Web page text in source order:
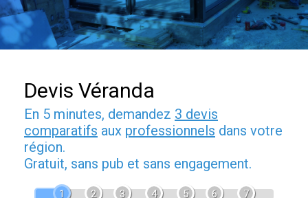
Devis Véranda
En 5 minutes, demandez 3 devis
comparatifs aux professionnels dans votre
région.
Gratuit, sans pub et sans engagement.
1 2 3 4 5 6 7